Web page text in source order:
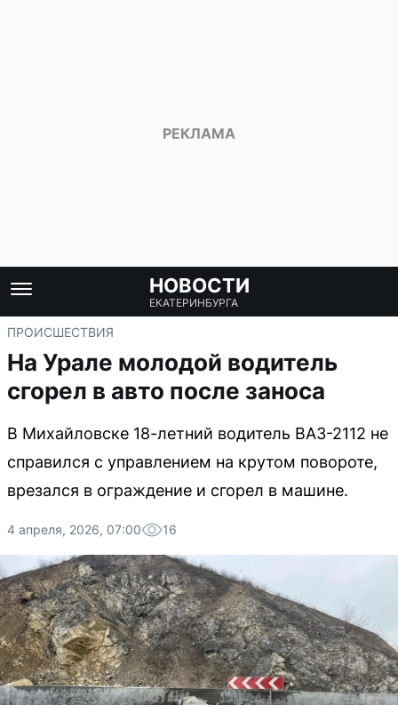
НОВОСТИ
ЕКАТЕРИНБУРГА
ПРОИСШЕСТВИЯ
На Урале молодой водитель
сгорел в авто после заноса
В Михайловске 18-летний водитель ВАЗ-2112 не
справился с управлением на крутом повороте,
врезался в ограждение и сгорел в машине.
4 апреля, 2026, 07:00 16